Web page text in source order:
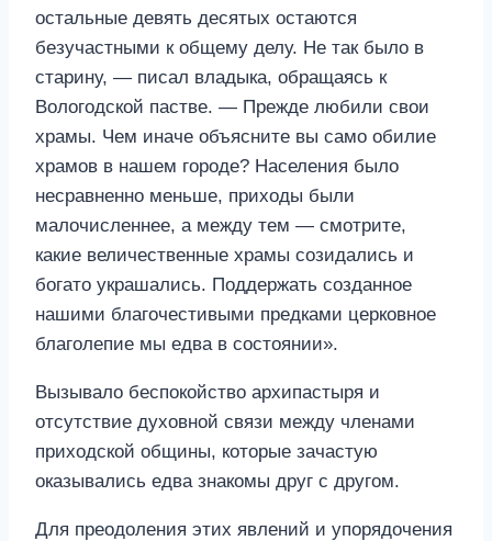
остальные девять десятых остаются
безучастными к общему делу. Не так было в
старину, — писал владыка, обращаясь к
Вологодской пастве. — Прежде любили свои
храмы. Чем иначе объясните вы само обилие
храмов в нашем городе? Населения было
несравненно меньше, приходы были
малочисленнее, а между тем — смотрите,
какие величественные храмы созидались и
богато украшались. Поддержать созданное
нашими благочестивыми предками церковное
благолепие мы едва в состоянии».
Вызывало беспокойство архипастыря и
отсутствие духовной связи между членами
приходской общины, которые зачастую
оказывались едва знакомы друг с другом.
Для преодоления этих явлений и упорядочения